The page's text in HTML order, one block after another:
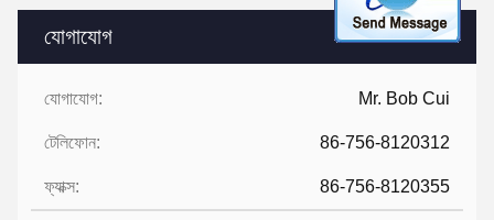
যোগাযোগ
যোগাযোগ: Mr. Bob Cui
টেলিফোন: 86-756-8120312
ফ্যাক্স: 86-756-8120355